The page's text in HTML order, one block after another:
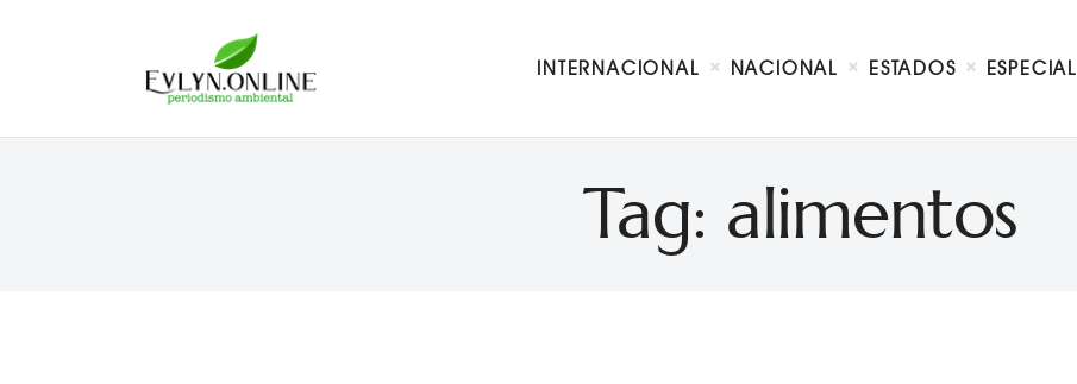
INTERNACIONAL NACIONAL ESTADOS ESPECIAL
Tag: alimentos
Evlyn Online
Periodismo para autogobernarse
Nacional
Especial
Contacto